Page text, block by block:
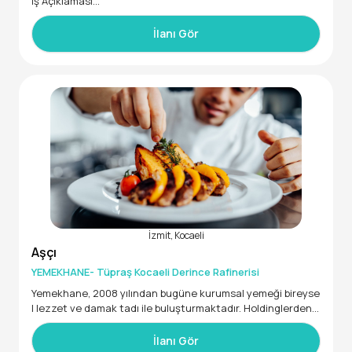
Türkiye Geneli'nde birçok şubesi bulunan Cookshop Cafe R
estaurant Zinciri firmamızda ŞAŞKINBAKKAL şubemizde gör
evlendirilmek üzere "Aşçı ve Aşçı Yardımcısı" takım arkadaşı
En az Lise mezunu,
İletişim becerisi kuvvetli, aktif sorumluluk alabilen,
Misafir, hizmet ve kalite odaklı çalışabilecek,
Disiplinli, işinde titiz, özverili davranan,
Dünya Mutfağı hakkında bilgi sahibi,
Yoğun iş temposuna ayak uydurabilen,
Vardiyalı çalışabilecek,
Erkek adaylar için askerlik hizmetini tamamlamış,
Prezentabl, hijyen kurallarına önem veren,
Ekip yönetiminde deneyimli.
İlanı Gör
İzmit, Kocaeli
Aşçı
YEMEKHANE- Tüpraş Kocaeli Derince Rafinerisi
Yemekhane, 2008 yılından bugüne kurumsal yemeği bireyse
l lezzet ve damak tadı ile buluşturmaktadır. Holdinglerden b
ankalara, eğitim kurumlarından ulusal ve uluslararası zincir
firmalara, rafineriden otomotive, bilişimden sağlık sektörün
İlanı Gör